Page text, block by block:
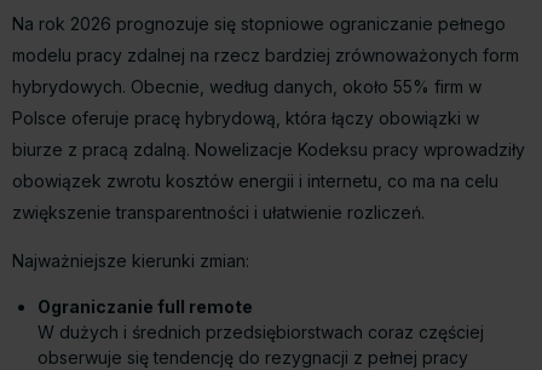
Na rok 2026 prognozuje się stopniowe ograniczanie pełnego
modelu pracy zdalnej na rzecz bardziej zrównoważonych form
hybrydowych. Obecnie, według danych, około 55% firm w
Polsce oferuje pracę hybrydową, która łączy obowiązki w
biurze z pracą zdalną. Nowelizacje Kodeksu pracy wprowadziły
obowiązek zwrotu kosztów energii i internetu, co ma na celu
zwiększenie transparentności i ułatwienie rozliczeń.
Najważniejsze kierunki zmian:
Ograniczanie full remote
W dużych i średnich przedsiębiorstwach coraz częściej
obserwuje się tendencję do rezygnacji z pełnej pracy